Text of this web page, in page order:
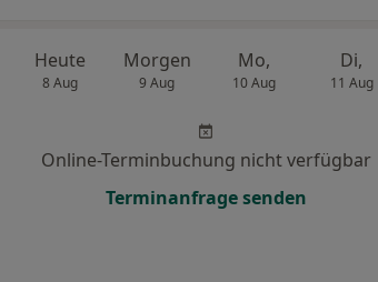
Heute
8 Aug
Morgen
9 Aug
Mo,
10 Aug
Di,
11 Aug
Online-Terminbuchung nicht verfügbar
Terminanfrage senden